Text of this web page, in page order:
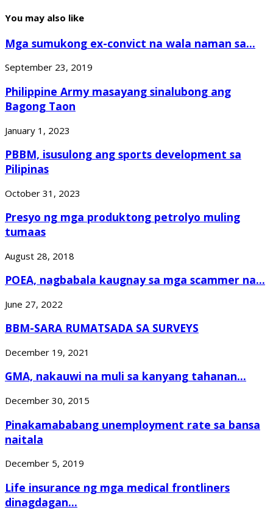
You may also like
Mga sumukong ex-convict na wala naman sa...
September 23, 2019
Philippine Army masayang sinalubong ang
Bagong Taon
January 1, 2023
PBBM, isusulong ang sports development sa
Pilipinas
October 31, 2023
Presyo ng mga produktong petrolyo muling
tumaas
August 28, 2018
POEA, nagbabala kaugnay sa mga scammer na...
June 27, 2022
BBM-SARA RUMATSADA SA SURVEYS
December 19, 2021
GMA, nakauwi na muli sa kanyang tahanan...
December 30, 2015
Pinakamababang unemployment rate sa bansa
naitala
December 5, 2019
Life insurance ng mga medical frontliners
dinagdagan...